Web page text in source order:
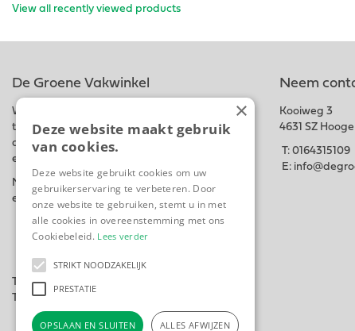
View all recently viewed products
De Groene Vakwinkel
Wij hebben een ruim assortiment van
tuinbenodigdheden, bedrijfskleding,
dierenvoeding, planten en bloemen, graszaad
en meststoffen in onze winkel en webshop.
Naast
een Hoveniersbedrijf
Neem
Kooiweg 3
4631 SZ
T: 0164315109
E:
Tuincentrum
Tuingereedschap
×
Deze website maakt gebruik
van cookies.
Deze website gebruikt cookies om uw
gebruikerservaring te verbeteren. Door
onze website te gebruiken, stemt u in met
alle cookies in overeenstemming met ons
Cookiebeleid. Lees verder
STRIKT NOODZAKELIJK
PRESTATIE
OPSLAAN EN SLUITEN ALLES AFWIJZEN